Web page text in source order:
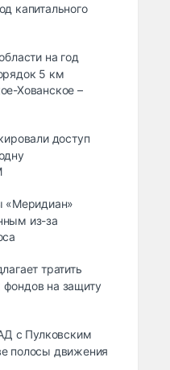
капитального
на год
5 км
Хованское –
доступ
«Меридиан»
из-за
тратить
на защиту
с Пулковским
полосы движения